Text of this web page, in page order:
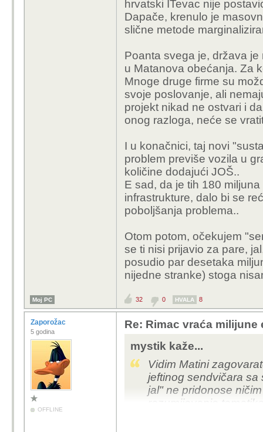
hrvatski ITevac nije
Dapače, krenulo je
slične metode
Poanta svega je, država
u Matanova obećanja. Za
Mnoge druge firme su
svoje poslovanje, ali
projekt nikad ne ostvari i
onog razloga, neće se
I u konačnici, taj novi
problem previše vozila u
količine dodajući JOŠ..
E sad, da je tih 180
infrastrukture, dalo bi se
poboljšanja problema..
Otom potom, očekujem
se ti nisi prijavio za pare,
posudio par desetaka
nijedne stranke) stoga
Moj PC 32 0 HVALA 8
Zaporožac
5 godina
OFFLINE
Re: Rimac vraća milijune
mystik kaže...
Vidim Matini
jeftinog sendvičara sa
jal" ne pridonose
razumijevanje